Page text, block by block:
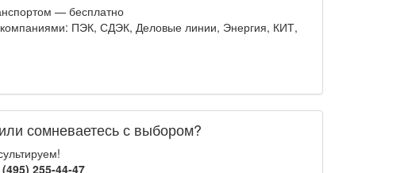
— бесплатно
компаниями: ПЭК, СДЭК, Деловые линии, Энергия, КИТ,
сомневаетесь с выбором?
(495) 255-44-47